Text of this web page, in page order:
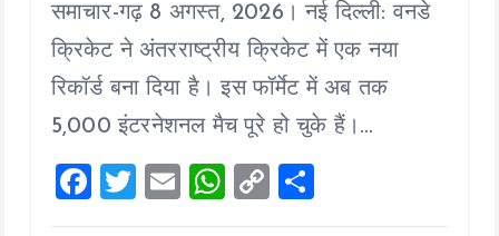
ce
b
o
o
k
tt
er
ai
l
at
s
A
p
p
p
y
Li
n
k
a
re
समाचार-गढ़ 8 अगस्त, 2026। नई दिल्ली: वनडे
क्रिकेट ने अंतरराष्ट्रीय क्रिकेट में एक नया
रिकॉर्ड बना दिया है। इस फॉर्मेट में अब तक
5,000 इंटरनेशनल मैच पूरे हो चुके हैं।…
F
a
T
wi
E
m
W
h
C
o
h